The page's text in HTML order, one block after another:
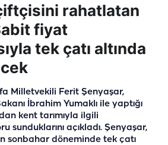
rahatlatan
fiyat
tek çatı altında
Milletvekili Ferit Şenyaşar,
İbrahim Yumaklı ile yaptığı
kent tarımıyla ilgili
sunduklarını açıkladı. Şenyaşar,
sonbahar döneminde tek çatı